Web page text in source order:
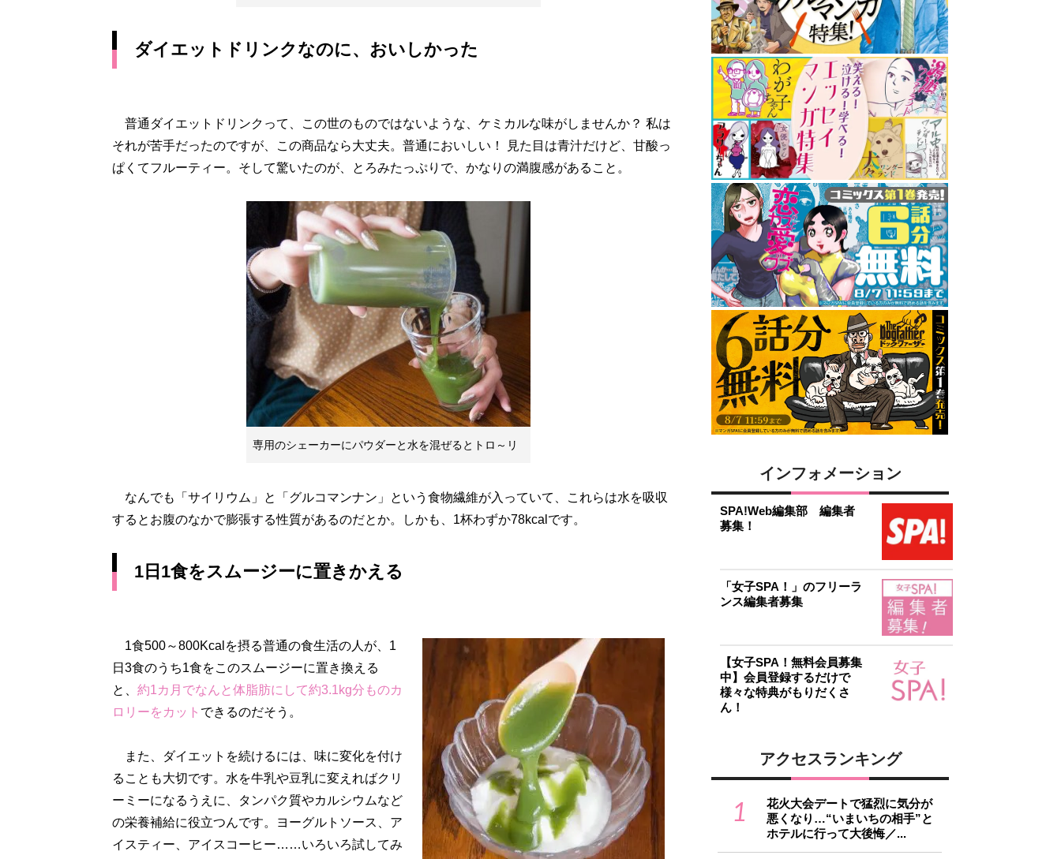
ダイエットドリンクなのに、おいしかった
普通ダイエットドリンクって、この世のものではないような、ケミカルな味がしませんか？ 私は
それが苦手だったのですが、この商品なら大丈夫。普通においしい！ 見た目は青汁だけど、甘酸っ
ぱくてフルーティー。そして驚いたのが、とろみたっぷりで、かなりの満腹感があること。
専用のシェーカーにパウダーと水を混ぜるとトロ～リ
なんでも「サイリウム」と「グルコマンナン」という食物繊維が入っていて、これらは水を吸収
するとお腹のなかで膨張する性質があるのだとか。しかも、1杯わずか78kcalです。
1日1食をスムージーに置きかえる
1食500～800Kcalを摂る普通の食生活の人が、1
日3食のうち1食をこのスムージーに置き換える
と、 約1カ月でなんと体脂肪にして約3.1kg分ものカ
ロリーをカット できるのだそう。
また、ダイエットを続けるには、味に変化を付け
ることも大切です。水を牛乳や豆乳に変えればクリ
ーミーになるうえに、タンパク質やカルシウムなど
の栄養補給に役立つんです。ヨーグルトソース、ア
イスティー、アイスコーヒー……いろいろ試してみ
インフォメーション
SPA!Web編集部 編集者
募集！
「女子SPA！」のフリーラ
ンス編集者募集
【女子SPA！無料会員募集
中】会員登録するだけで
様々な特典がもりだくさ
ん！
アクセスランキング
1
花火大会デートで猛烈に気分が
悪くなり…“いまいちの相手”と
ホテルに行って大後悔／...